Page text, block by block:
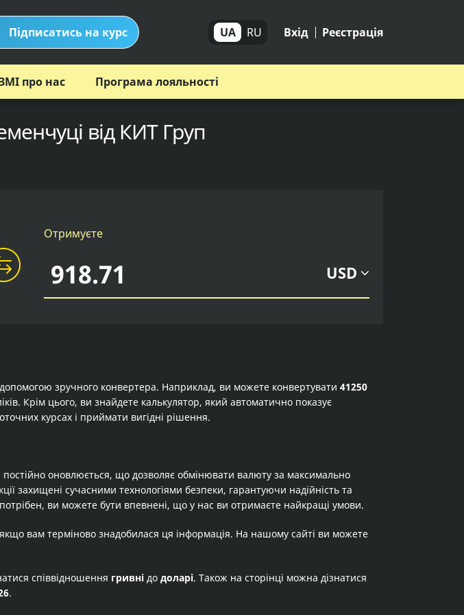
Підписатись на курс UA RU Вхід Реєстрація
про нас Програма лояльності
від КИТ Груп
Отримуєте
USD
зручного конвертера. Наприклад, ви можете конвертувати 41250
Крім цього, ви знайдете калькулятор, який автоматично показує
курсах і приймати вигідні рішення.
оновлюється, що дозволяє обмінювати валюту за максимально
захищені сучасними технологіями безпеки, гарантуючи надійність та
ви можете бути впевнені, що у нас ви отримаєте найкращі умови.
вам терміново знадобилася ця інформація. На нашому сайті ви можете
співвідношення гривні до доларі. Також на сторінці можна дізнатися
.